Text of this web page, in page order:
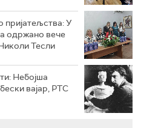
пријатељства: У
одржано вече
Тесли
Небојша
вајар, РТС